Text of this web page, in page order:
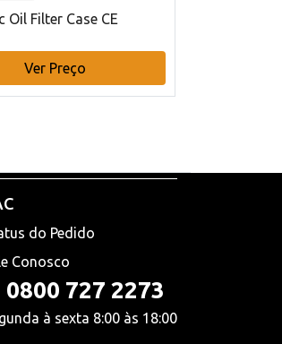
Oil Filter Case CE
Ver Preço
do Pedido
Conosco
0800 727 2273
à sexta 8:00 às 18:00